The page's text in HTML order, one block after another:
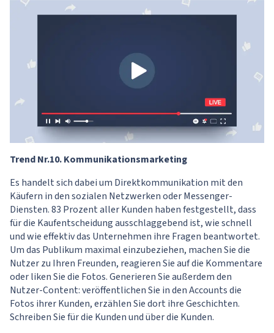
Trend Nr.10. Kommunikationsmarketing
Es handelt sich dabei um Direktkommunikation mit den
Käufern in den sozialen Netzwerken oder Messenger-
Diensten. 83 Prozent aller Kunden haben festgestellt, dass
für die Kaufentscheidung ausschlaggebend ist, wie schnell
und wie effektiv das Unternehmen ihre Fragen beantwortet.
Um das Publikum maximal einzubeziehen, machen Sie die
Nutzer zu Ihren Freunden, reagieren Sie auf die Kommentare
oder liken Sie die Fotos. Generieren Sie außerdem den
Nutzer-Content: veröffentlichen Sie in den Accounts die
Fotos ihrer Kunden, erzählen Sie dort ihre Geschichten.
Schreiben Sie für die Kunden und über die Kunden.